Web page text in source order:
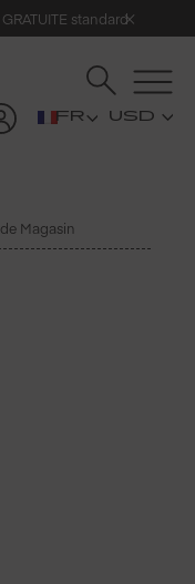
standard
USD
Magasin